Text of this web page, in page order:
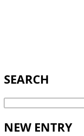
SEARCH
検
NEW ENTRY